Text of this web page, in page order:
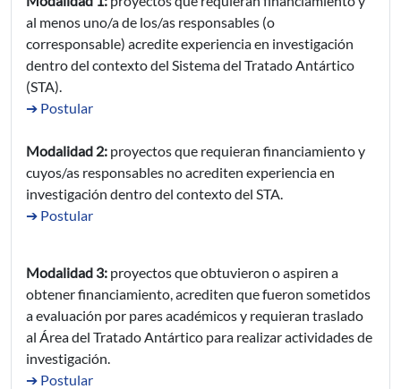
al menos uno/a de los/as responsables (o
corresponsable) acredite experiencia en investigación
dentro del contexto del Sistema del Tratado Antártico
(STA).
➔ Postular
Modalidad 2: proyectos que requieran financiamiento y
cuyos/as responsables no acrediten experiencia en
investigación dentro del contexto del STA.
➔ Postular
Modalidad 3: proyectos que obtuvieron o aspiren a
obtener financiamiento, acrediten que fueron sometidos
a evaluación por pares académicos y requieran traslado
al Área del Tratado Antártico para realizar actividades de
investigación.
➔ Postular